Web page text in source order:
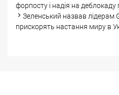
navigation
форпосту і надія на деблокаду
Зеленський назвав лідерам
прискорять настання миру в